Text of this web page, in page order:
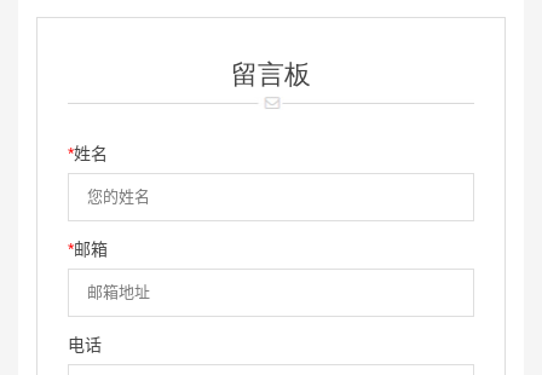
留言板
*姓名
*邮箱
电话